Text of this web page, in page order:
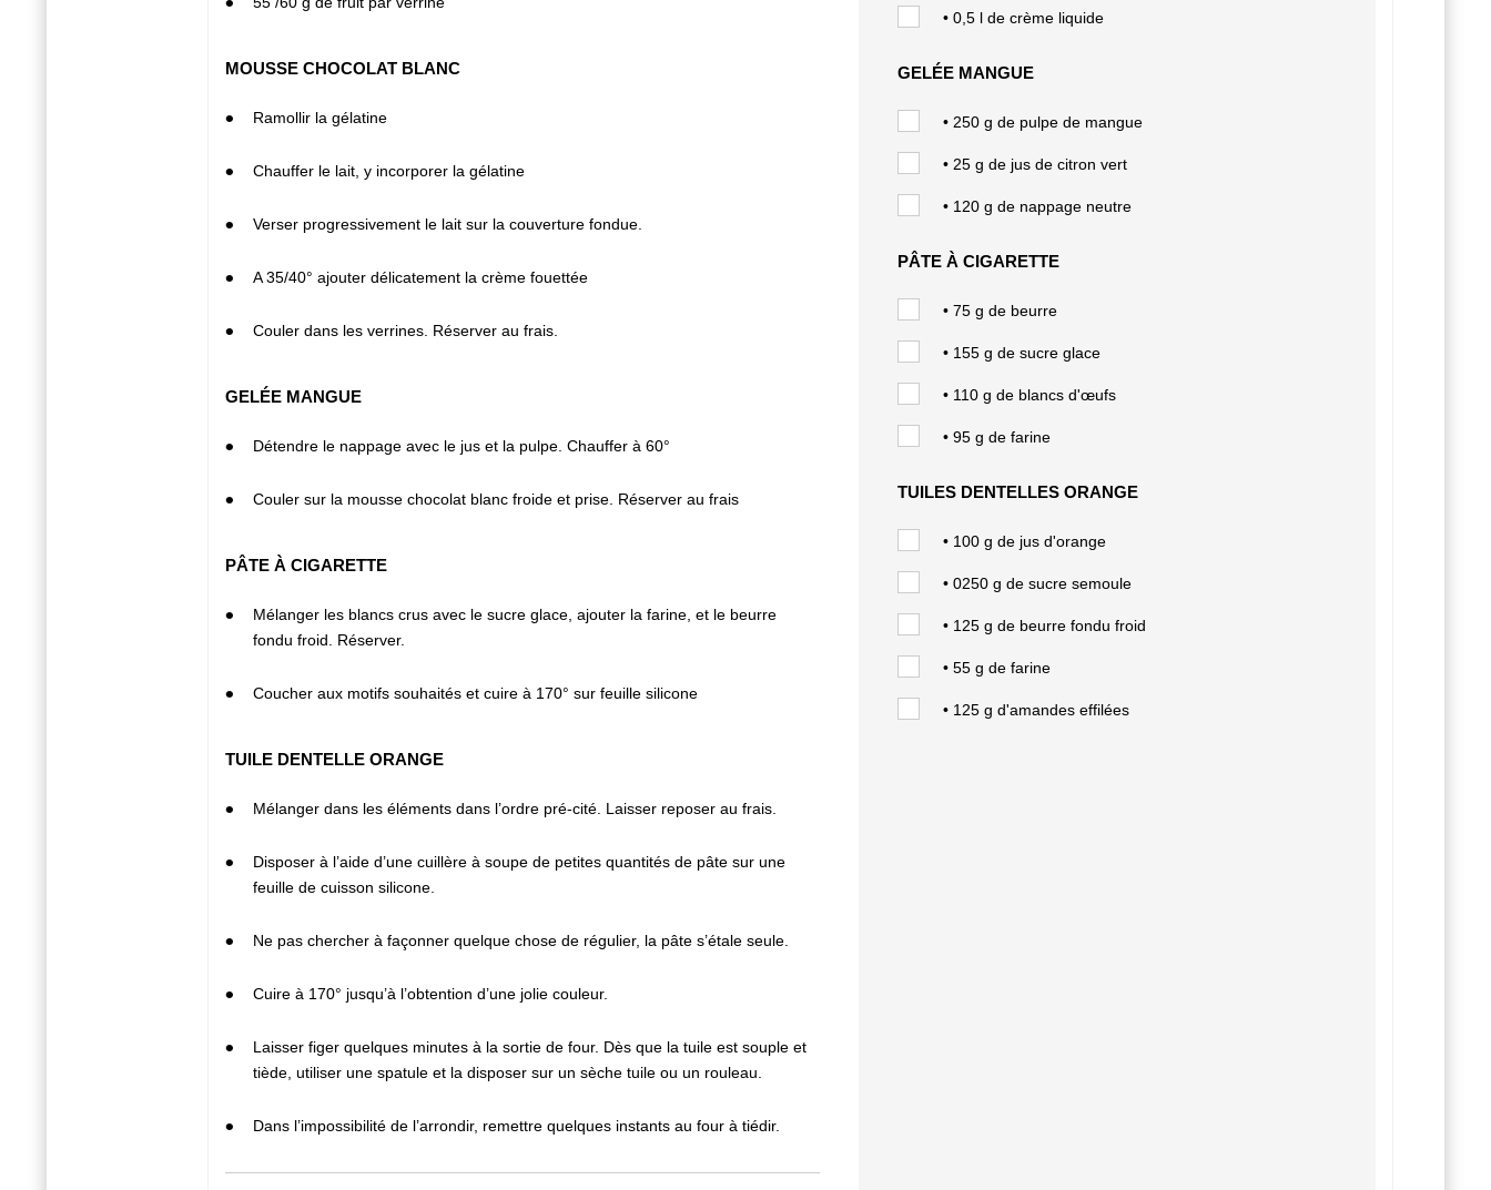
MOUSSE CHOCOLAT BLANC
Ramollir la gélatine
Chauffer le lait, y incorporer la gélatine
Verser progressivement le lait sur la couverture fondue.
A 35/40° ajouter délicatement la crème fouettée
Couler dans les verrines. Réserver au frais.
GELÉE MANGUE
Détendre le nappage avec le jus et la pulpe. Chauffer à 60°
Couler sur la mousse chocolat blanc froide et prise. Réserver au frais
PÂTE À CIGARETTE
Mélanger les blancs crus avec le sucre glace, ajouter la farine, et le beurre
fondu froid. Réserver.
Coucher aux motifs souhaités et cuire à 170° sur feuille silicone
TUILE DENTELLE ORANGE
Mélanger dans les éléments dans l’ordre pré-cité. Laisser reposer au frais.
Disposer à l’aide d’une cuillère à soupe de petites quantités de pâte sur une
feuille de cuisson silicone.
Ne pas chercher à façonner quelque chose de régulier, la pâte s’étale seule.
Cuire à 170° jusqu’à l’obtention d’une jolie couleur.
Laisser figer quelques minutes à la sortie de four. Dès que la tuile est souple et
tiède, utiliser une spatule et la disposer sur un sèche tuile ou un rouleau.
Dans l’impossibilité de l’arrondir, remettre quelques instants au four à tiédir.
• 0,5 l de crème liquide
GELÉE MANGUE
• 250 g de pulpe de mangue
• 25 g de jus de citron vert
• 120 g de nappage neutre
PÂTE À CIGARETTE
• 75 g de beurre
• 155 g de sucre glace
• 110 g de blancs d'œufs
• 95 g de farine
TUILES DENTELLES ORANGE
• 100 g de jus d'orange
• 0250 g de sucre semoule
• 125 g de beurre fondu froid
• 55 g de farine
• 125 g d'amandes effilées